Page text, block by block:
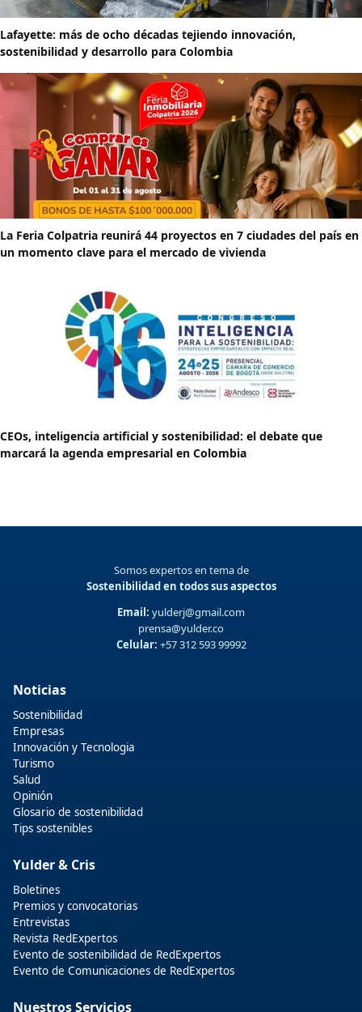
Lafayette: más de ocho décadas tejiendo innovación,
sostenibilidad y desarrollo para Colombia
La Feria Colpatria reunirá 44 proyectos en 7 ciudades del país en
un momento clave para el mercado de vivienda
CEOs, inteligencia artificial y sostenibilidad: el debate que
marcará la agenda empresarial en Colombia
Somos expertos en tema de
Sostenibilidad en todos sus aspectos
Email: yulderj@gmail.com
prensa@yulder.co
Celular: +57 312 593 99992
Noticias
Sostenibilidad
Empresas
Innovación y Tecnologia
Turismo
Salud
Opinión
Glosario de sostenibilidad
Tips sostenibles
Yulder & Cris
Boletines
Premios y convocatorias
Entrevistas
Revista RedExpertos
Evento de sostenibilidad de RedExpertos
Evento de Comunicaciones de RedExpertos
Nuestros Servicios